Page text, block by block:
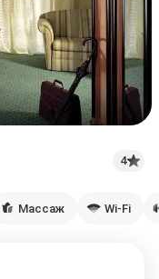
4
Массаж Wi-Fi